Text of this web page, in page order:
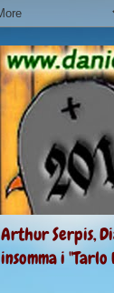
Arthur Serpis,
insomma i